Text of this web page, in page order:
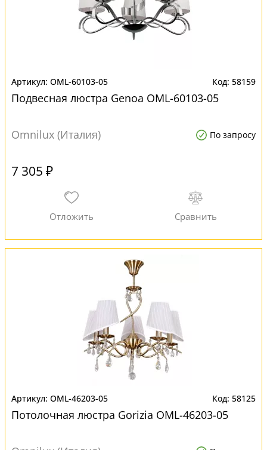
OML-60103-05 58159
Подвесная люстра Genoa OML-60103-05
Omnilux (Италия) По запросу
7 305 ₽
OML-46203-05 58125
Потолочная люстра Gorizia OML-46203-05